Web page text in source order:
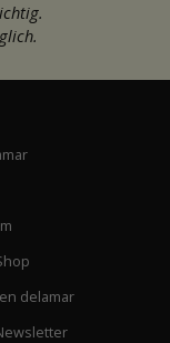
delamar